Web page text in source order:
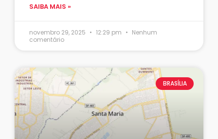
SAIBA MAIS »
novembro 29, 2025 12:29 pm
Nenhum
comentário
BRASÍLIA